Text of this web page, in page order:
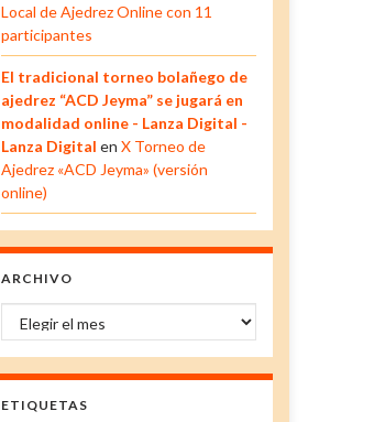
Local de Ajedrez Online con 11
participantes
El tradicional torneo bolañego de
ajedrez “ACD Jeyma” se jugará en
modalidad online - Lanza Digital -
Lanza Digital en X Torneo de
Ajedrez «ACD Jeyma» (versión
online)
ARCHIVO
Archivo
ETIQUETAS